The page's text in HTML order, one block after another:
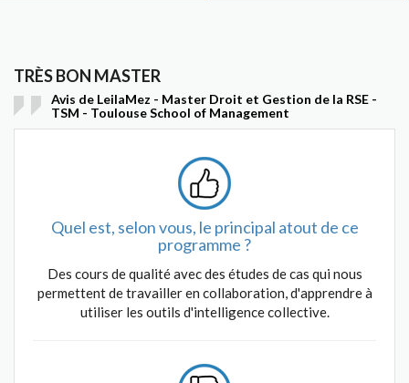
TRÈS BON MASTER
Avis de LeilaMez - Master Droit et Gestion de la RSE -
TSM - Toulouse School of Management
Quel est, selon vous, le principal atout de ce
programme ?
Des cours de qualité avec des études de cas qui nous
permettent de travailler en collaboration, d'apprendre à
utiliser les outils d'intelligence collective.